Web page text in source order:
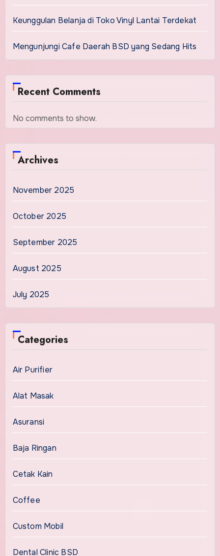
Keunggulan Belanja di Toko Vinyl Lantai Terdekat
Mengunjungi Cafe Daerah BSD yang Sedang Hits
Recent Comments
No comments to show.
Archives
November 2025
October 2025
September 2025
August 2025
July 2025
Categories
Air Purifier
Alat Masak
Asuransi
Baja Ringan
Cetak Kain
Coffee
Custom Mobil
Dental Clinic BSD